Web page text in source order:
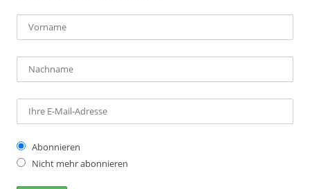
Abonnieren
Nicht mehr abonnieren